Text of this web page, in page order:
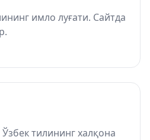
имло луғати. Сайтда
тилининг халқона